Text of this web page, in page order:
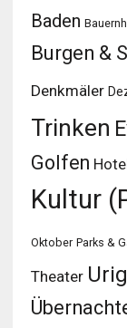
Baden
Burgen &
Denkmäler
Trinken
Golfen
Kultur
Oktober Parks &
Theater